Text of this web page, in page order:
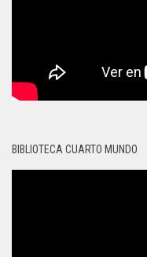
BIBLIOTECA CUARTO MUNDO